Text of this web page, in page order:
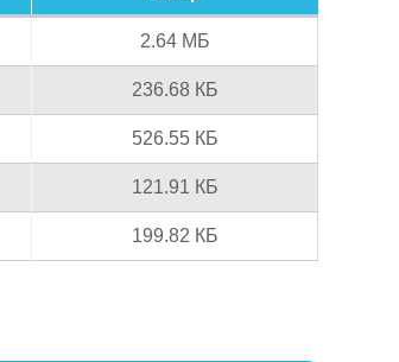
2.64 МБ
236.68 КБ
526.55 КБ
121.91 КБ
199.82 КБ